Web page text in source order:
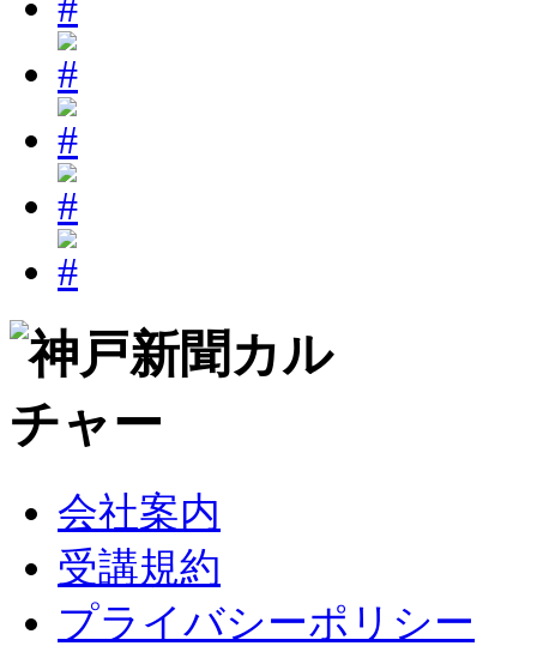
会社案内
受講規約
プライバシーポリシー